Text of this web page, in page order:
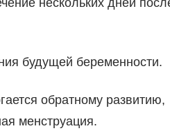
нескольких дней
будущей беременности.
обратному развитию,
менструация.